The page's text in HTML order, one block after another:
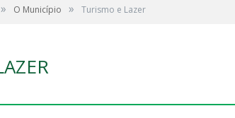
» O Município » Turismo e Lazer